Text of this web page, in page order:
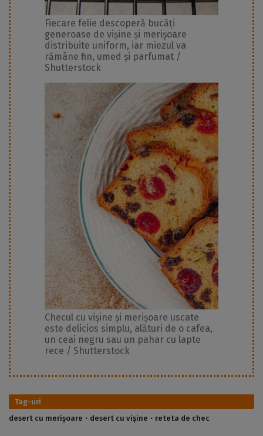
Fiecare felie descoperă bucăți
generoase de vișine și merișoare
distribuite uniform, iar miezul va
rămâne fin, umed și parfumat /
Shutterstock
Checul cu vișine și merișoare uscate
este delicios simplu, alături de o cafea,
un ceai negru sau un pahar cu lapte
rece / Shutterstock
Tag-uri
desert cu merișoare
desert cu vișine reteta de chec